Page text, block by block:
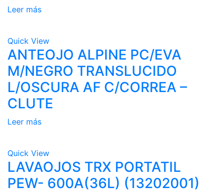
Leer más
Quick View
ANTEOJO ALPINE PC/EVA
M/NEGRO TRANSLUCIDO
L/OSCURA AF C/CORREA –
CLUTE
Leer más
Quick View
LAVAOJOS TRX PORTATIL
PEW- 600A(36L) (13202001)